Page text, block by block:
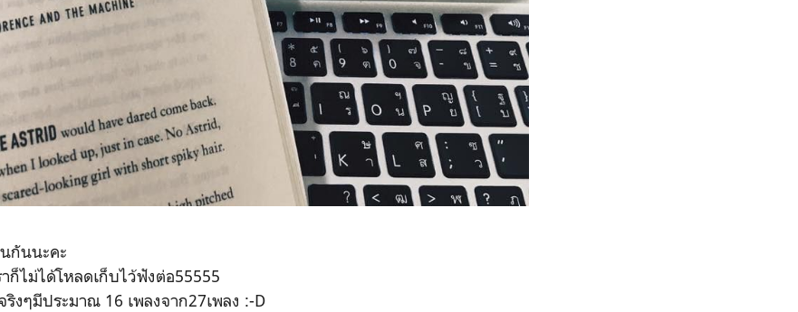
กันนะคะ
ก็ไม่ได้โหลดเก็บไว้ฟังต่อ55555
งๆมีประมาณ 16 เพลงจาก27เพลง :-D